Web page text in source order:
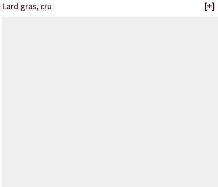
Lard gras, cru
[+]